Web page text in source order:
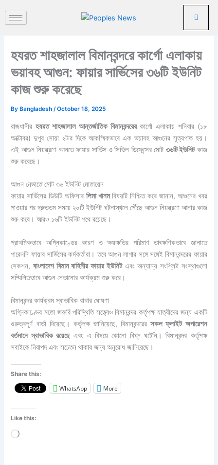
হযরত শাহজালাল বিমানবন্দরে কার্গো এলাকায়
ভয়াবহ আগুন: ফায়ার সার্ভিসের ৩৬টি ইউনিট
কাজ শুরু করেছে
By Bangladesh/October 18, 2025
রাজধানীরহযরত শাহজালাল আন্তর্জাতিক বিমানবন্দরেরকার্গো এলাকায় শনিবার (১৮
অক্টোবর) দুপুর সোয়া ২টার দিকে আকস্মিকভাবে এক ভয়াবহ আগুনের সূত্রপাত হয়।
এই আগুন নিয়ন্ত্রণে আনতে ফায়ার সার্ভিস ও সিভিল ডিফেন্সের মোট ৩৬টি ইউনিটকাজ
শুরু করেছে।
আগুন নেভাতে মোট ৩৬ ইউনিট মোতায়েন
ফায়ার সার্ভিসের ডিউটি অফিসার লিমা খানমবিষয়টি নিশ্চিত করে জানান, আগুনের খবর
পাওয়ার পর দ্রুততম সময়ে ২০টি ইউনিট ঘটনাস্থলে পৌঁছে আগুন নিয়ন্ত্রণে আনার কাজ
শুরু করে। আরও ১৬টি ইউনিট পথে রয়েছে।
প্রাথমিকভাবে অগ্নিকাণ্ডের কারণ ও ক্ষয়ক্ষতির পরিমাণ তাৎক্ষণিকভাবে জানাতে
পারেননি ফায়ার সার্ভিসের কর্মকর্তারা। তবে আগুন লাগার সঙ্গে সঙ্গেই বিমানবন্দরের ফায়ার
সেকশন,বাংলাদেশ বিমান বাহিনীর ফায়ার ইউনিটএবং অন্যান্য সংশ্লিষ্ট সংস্থাগুলো
সম্মিলিতভাবে আগুন নেভানোর কার্যক্রম শুরু করে।
বিমানবন্দর কার্যক্রম স্বাভাবিক রাখার ঘোষণা
অগ্নিকাণ্ডের মতো জরুরি পরিস্থিতি সত্ত্বেও বিমানবন্দর কর্তৃপক্ষ যাত্রীদের জন্য একটি
গুরুত্বপূর্ণ বার্তা দিয়েছে। কর্তৃপক্ষ জানিয়েছে, বিমানবন্দরেরসকল ফ্লাইট অপারেশন
বর্তমানে স্বাভাবিক রয়েছেএবং এ বিষয়ে কোনো বিঘ্ন ঘটেনি। বিমানবন্দর কর্তৃপক্ষ
সবাইকে নিরাপদ এবং সচেতন থাকার জন্য অনুরোধ জানিয়েছে।
Share this:
WhatsApp More
Like this:
Loading…
রা
ত
ব